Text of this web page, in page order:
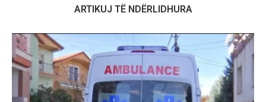
ARTIKUJ TË NDËRLIDHURA